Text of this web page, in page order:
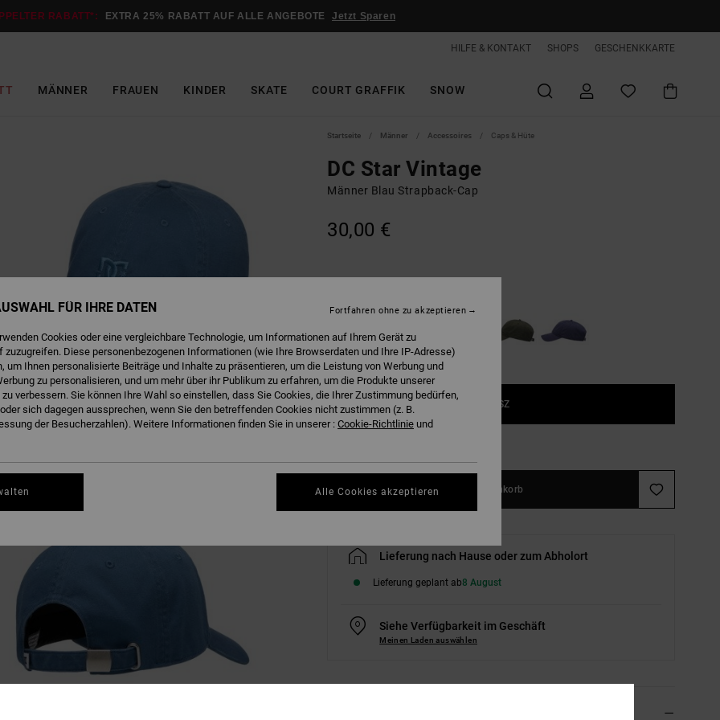
RABATT*: EXTRA 25% RABATT AUF ALLE ANGEBOTE Jetzt Sparen
HILFE & KONTAKT SHOPS GESCHENKKARTE
MÄNNER FRAUEN KINDER SKATE COURT GRAFFIK SNOW
Startseite Männer Accessoires Caps & Hüte
DC Star Vintage
Männer Blau Strapback-Cap
30,00 €
1SZ
In den Warenkorb
Lieferung nach Hause oder zum Abholort
Lieferung geplant ab8 August
Siehe Verfügbarkeit im Geschäft
Meinen Laden auswählen
FÜR IHRE DATEN
Cookies oder eine vergleichbare Technologie, um Informationen auf Ihrem Gerät zu
Diese personenbezogenen Informationen (wie Ihre Browserdaten und Ihre IP-Adresse)
um Ihnen personalisierte Beiträge und Inhalte zu präsentieren, um die Leistung von Werbung und
zu personalisieren, und um mehr über ihr Publikum zu erfahren, um die Produkte unserer
verbessern. Sie können Ihre Wahl so einstellen, dass Sie Cookies, die Ihrer Zustimmung bedürfen,
sich dagegen aussprechen, wenn Sie den betreffenden Cookies nicht zustimmen (z. B.
der Besucherzahlen). Weitere Informationen finden Sie in unserer : Cookie-Richtlinie und
Fortfahren ohne zu akzeptieren
Alle Cookies akzeptieren